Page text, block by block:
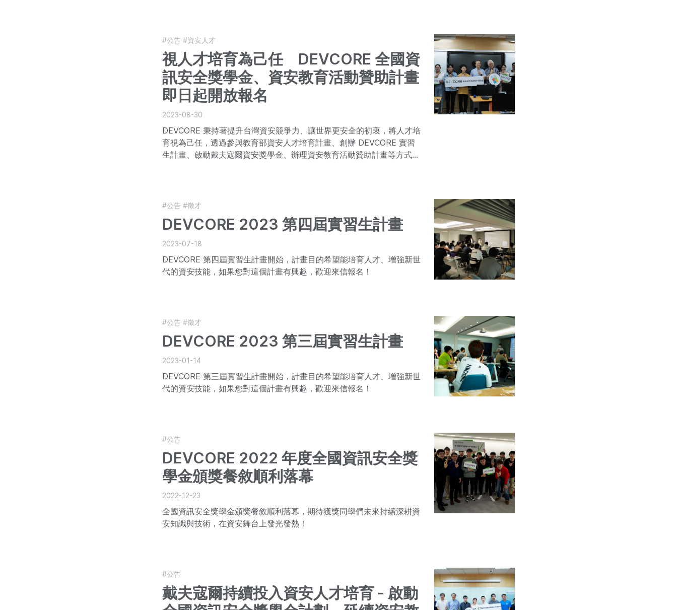
#公告 #資安人才
視人才培育為己任 DEVCORE 全國資
訊安全獎學金、資安教育活動贊助計畫
即日起開放報名
2023-08-30
DEVCORE 秉持著提升台灣資安競爭力、讓世界更安全的初衷，將人才培
育視為己任，透過參與教育部資安人才培育計畫、創辦 DEVCORE 實習
生計畫、啟動戴夫寇爾資安獎學金、辦理資安教育活動贊助計畫等方式，
#公告 #徵才
DEVCORE 2023 第四屆實習生計畫
2023-07-18
DEVCORE 第四屆實習生計畫開始，計畫目的希望能培育人才、增強新世
代的資安技能，如果您對這個計畫有興趣，歡迎來信報名！
#公告 #徵才
DEVCORE 2023 第三屆實習生計畫
2023-01-14
DEVCORE 第三屆實習生計畫開始，計畫目的希望能培育人才、增強新世
代的資安技能，如果您對這個計畫有興趣，歡迎來信報名！
#公告
DEVCORE 2022 年度全國資訊安全獎
學金頒獎餐敘順利落幕
2022-12-23
全國資訊安全獎學金頒獎餐敘順利落幕，期待獲獎同學們未來持續深耕資
安知識與技術，在資安舞台上發光發熱！
#公告
戴夫寇爾持續投入資安人才培育 - 啟動